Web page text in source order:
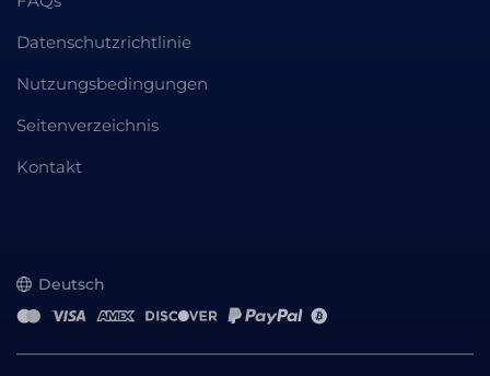
Datenschutzrichtlinie
Nutzungsbedingungen
Seitenverzeichnis
Kontakt
Deutsch